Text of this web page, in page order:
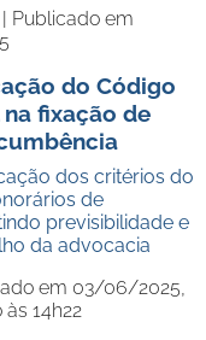
Publicado em
do Código
fixação de
dos critérios do
de
previsibilidade e
da advocacia
em 03/06/2025,
14h22